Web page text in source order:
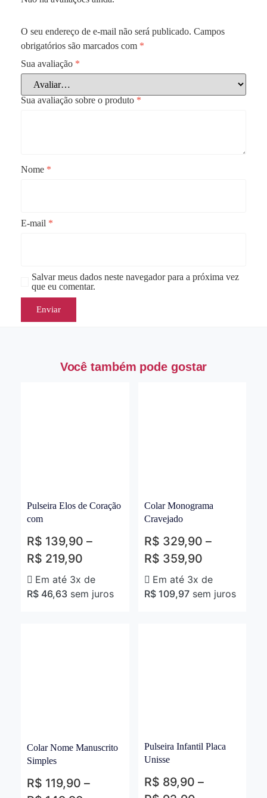
O seu endereço de e-mail não será publicado. Campos
obrigatórios são marcados com *
Sua avaliação *
Sua avaliação sobre o produto *
Nome *
E-mail *
Salvar meus dados neste navegador para a próxima vez
que eu comentar.
Você também pode gostar
Pulseira Elos de Coração
com
R$ 139,90 –
R$ 219,90
Em até 3x de
R$ 46,63 sem juros
Colar Monograma
Cravejado
R$ 329,90 –
R$ 359,90
Em até 3x de
R$109,97sem juros
Colar Nome Manuscrito
Simples
R$ 119,90 –
Pulseira Infantil Placa
Unisse
R$ 89,90 –